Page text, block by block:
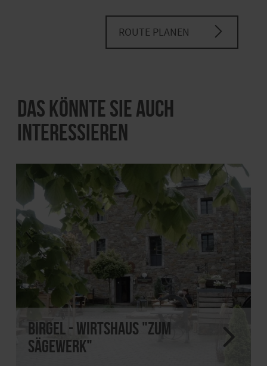
ROUTE PLANEN
Das könnte Sie auch
interessieren
Birgel - Wirtshaus "Zum
Sägewerk"